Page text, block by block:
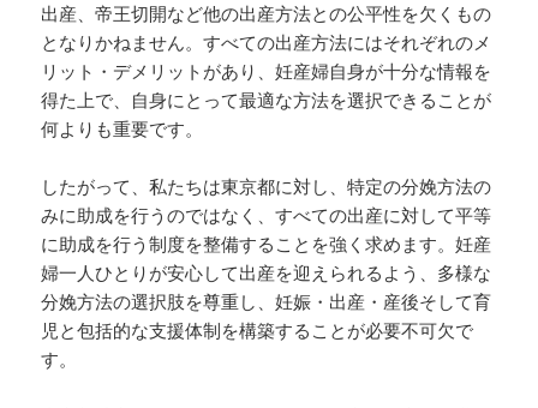
出産、帝王切開など他の出産方法との公平性を欠くもの
となりかねません。すべての出産方法にはそれぞれのメ
リット・デメリットがあり、妊産婦自身が十分な情報を
得た上で、自身にとって最適な方法を選択できることが
何よりも重要です。
したがって、私たちは東京都に対し、特定の分娩方法の
みに助成を行うのではなく、すべての出産に対して平等
に助成を行う制度を整備することを強く求めます。妊産
婦一人ひとりが安心して出産を迎えられるよう、多様な
分娩方法の選択肢を尊重し、妊娠・出産・産後そして育
児と包括的な支援体制を構築することが必要不可欠で
す。